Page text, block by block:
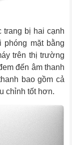
trang bị hai cạnh
mặt bằng
trên thị trường
đến âm thanh
bao gồm cả
chỉnh tốt hơn.